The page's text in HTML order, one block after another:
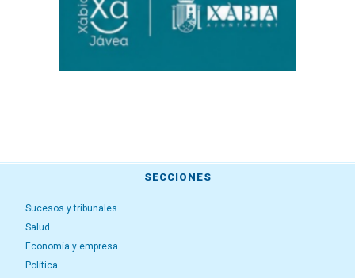
SECCIONES
Sucesos y tribunales
Salud
Economía y empresa
Política